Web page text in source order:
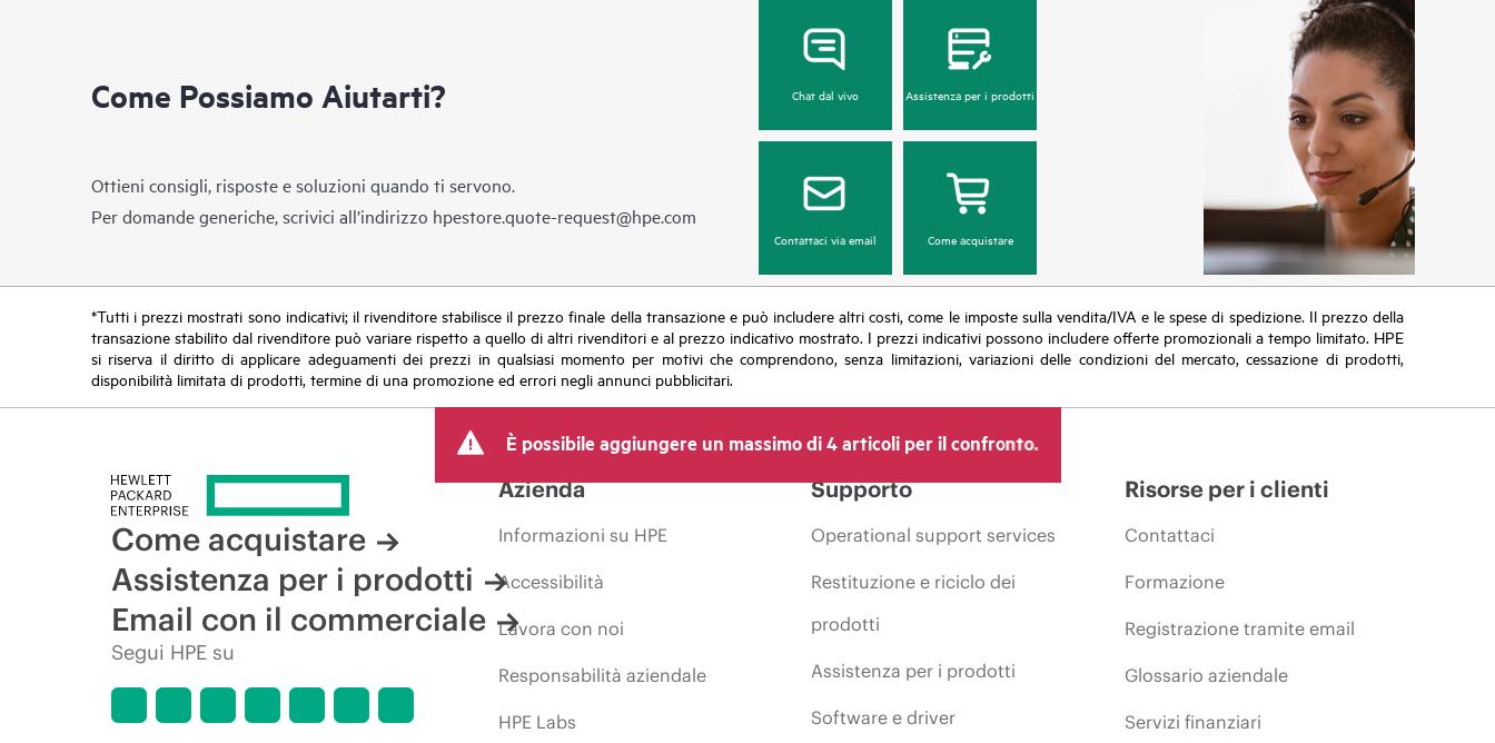
Come Possiamo Aiutarti?
Ottieni consigli, risposte e soluzioni quando ti servono.
Per domande generiche, scrivici all’indirizzo hpestore.quote-request@hpe.com
Chat dal vivo Assistenza per i prodotti
Contattaci via email Come acquistare
*Tutti i prezzi mostrati sono indicativi; il rivenditore stabilisce il prezzo finale della transazione e può includere altri costi, come le imposte sulla vendita/IVA e le spese di spedizione. Il prezzo della
transazione stabilito dal rivenditore può variare rispetto a quello di altri rivenditori e al prezzo indicativo mostrato. I prezzi indicativi possono includere offerte promozionali a tempo limitato. HPE
si riserva il diritto di applicare adeguamenti dei prezzi in qualsiasi momento per motivi che comprendono, senza limitazioni, variazioni delle condizioni del mercato, cessazione di prodotti,
disponibilità limitata di prodotti, termine di una promozione ed errori negli annunci pubblicitari.
È possibile aggiungere un massimo di 4 articoli per il confronto.
Come acquistare
Assistenza per i prodotti
Email con il commerciale
Segui HPE su
Azienda
Informazioni su HPE
Accessibilità
Lavora con noi
Responsabilità aziendale
HPE Labs
Supporto
Operational support services
Restituzione e riciclo dei
prodotti
Assistenza per i prodotti
Software e driver
Risorse per i clienti
Contattaci
Formazione
Registrazione tramite email
Glossario aziendale
Servizi finanziari